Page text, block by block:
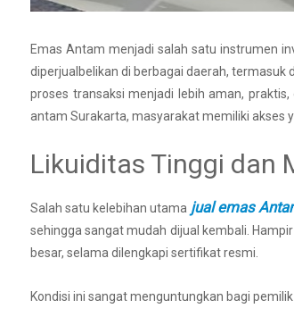
Emas Antam menjadi salah satu instrumen
diperjualbelikan di berbagai daerah, termasuk
proses transaksi menjadi lebih aman,
antam Surakarta, masyarakat memiliki akses
Likuiditas Tinggi dan
Salah satu kelebihan utama jual emas
sehingga sangat mudah dijual kembali.
besar, selama dilengkapi sertifikat resmi.
Kondisi ini sangat menguntungkan bagi